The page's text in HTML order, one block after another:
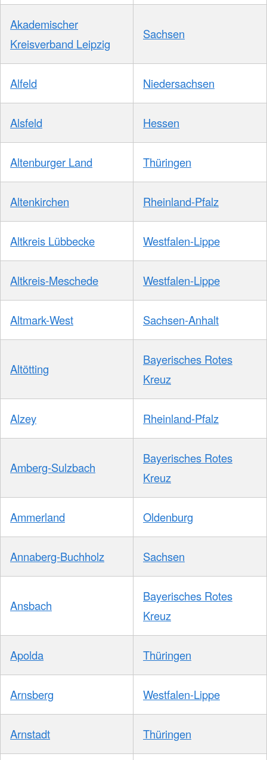
Akademischer
Kreisverband Leipzig
Sachsen
Alfeld Niedersachsen
Alsfeld Hessen
Altenburger Land Thüringen
Altenkirchen Rheinland-Pfalz
Altkreis Lübbecke Westfalen-Lippe
Altkreis-Meschede Westfalen-Lippe
Altmark-West Sachsen-Anhalt
Altötting
Bayerisches Rotes
Kreuz
Alzey Rheinland-Pfalz
Amberg-Sulzbach
Bayerisches Rotes
Kreuz
Ammerland Oldenburg
Annaberg-Buchholz Sachsen
Ansbach
Bayerisches Rotes
Kreuz
Apolda Thüringen
Arnsberg Westfalen-Lippe
Arnstadt Thüringen